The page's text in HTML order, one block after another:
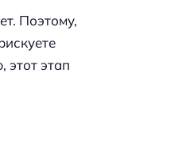
Поэтому,
этап